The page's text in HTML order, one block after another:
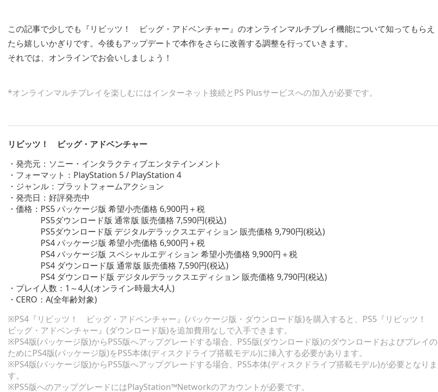
この記事で少しでも『リビッツ！ ビッグ・アドベンチャー』のオンラインマルチプレイ機能について知ってもらえ
たら嬉しいかぎりです。今後もアップデートで本作をさらに改善する調整を行っていきます。
それでは、オンラインでお会いしましょう！
*オンラインマルチプレイを楽しむにはインターネット接続とPS Plusサービスへの加入が必要です。
リビッツ！ ビッグ・アドベンチャー
・発売元：ソニー・インタラクティブエンタテインメント
・フォーマット：PlayStation 5 / PlayStation 4
・ジャンル：プラットフォームアクション
・発売日：好評発売中
・価格：PS5 パッケージ版 希望小売価格 6,900円＋税
PS5ダウンロード版 通常版 販売価格 7,590円(税込)
PS5ダウンロード版 デジタルデラックスエディション 販売価格 9,790円(税込)
PS4 パッケージ版 希望小売価格 6,900円＋税
PS4 パッケージ版 スペシャルエディション 希望小売価格 9,900円＋税
PS4 ダウンロード版 通常版 販売価格 7,590円(税込)
PS4 ダウンロード版 デジタルデラックスエディション 販売価格 9,790円(税込)
・プレイ人数：1～4人(オンライン時最大4人)
・CERO：A(全年齢対象)
※PS4『リビッツ！ ビッグ・アドベンチャー』(パッケージ版・ダウンロード版)を購入すると、PS5『リビッツ！
ビッグ・アドベンチャー』(ダウンロード版)を追加費用なしで入手できます。
※PS4版(パッケージ版)からPS5版へアップグレードする場合、PS5版(ダウンロード版)のダウンロードおよびプレイの
ためにPS4版(パッケージ版)をPS5本体(ディスクドライブ搭載モデル)に挿入する必要があります。
※PS4版(パッケージ版)からPS5版へアップグレードする場合、PS5本体(ディスクドライブ搭載モデル)が必要となりま
す。
※PS5版へのアップグレードにはPlayStation™Networkのアカウントが必要です。